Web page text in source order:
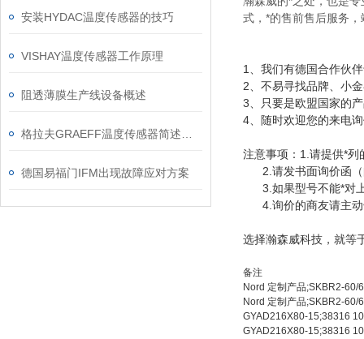
安装HYDAC温度传感器的技巧
VISHAY温度传感器工作原理
阻透薄膜生产线设备概述
德国易福门IFM出现故障应对方案
式，*的售前售后服务
1、 我们有德国合作伙
2、不易寻找品牌、小
3、只要是欧盟国家的
4、随时欢迎您的来电
注意事项：1.请提供*列
2.请发书面询价函（
3.如果型号不能*对上
4.询价的商友请主动
选择瀚森威科技，就等
备注
Nord 定制产品;SKBR2-60/
Nord 定制产品;SKBR2-60/
GYAD216X80-15;38316
GYAD216X80-15;38316